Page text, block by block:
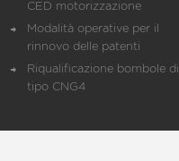
CED motorizzazione
Modalità operative per il
rinnovo delle patenti
Riqualificazione bombole di
tipo CNG4